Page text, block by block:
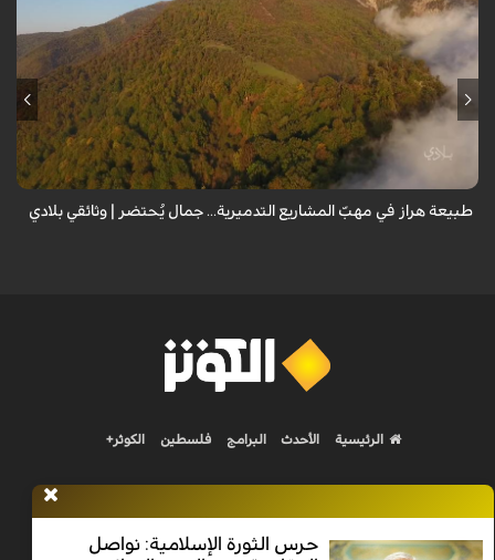
من قلب طبيعة هراز التي كانت يوماً من أجمل الموائل الطبيعية في إيران، يحذر
المعد من كارثة بيئية: "وحش الأعمال والمشاريع التدميرية تنهش بجسم
طبيعة هراز في مهبّ المشاريع التدميرية... جمال يُحتضر | وثائقي بلادي
حرس الثورة الإسلامية: نواصل
الرئيسية الأحدث البرامج فلسطين الكوثر+